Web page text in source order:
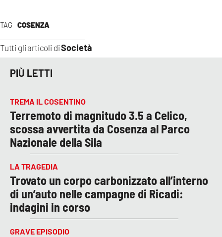
TAG COSENZA
Tutti gli articoli diSocietà
PIÙ LETTI
TREMA IL COSENTINO
Terremoto di magnitudo 3.5 a Celico,
scossa avvertita da Cosenza al Parco
Nazionale della Sila
LA TRAGEDIA
Trovato un corpo carbonizzato all’interno
di un’auto nelle campagne di Ricadi:
indagini in corso
GRAVE EPISODIO